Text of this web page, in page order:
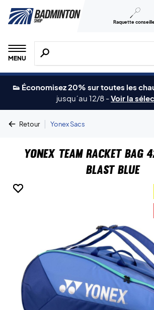
Raquette
MENU
Recherche de produits, de
👟 Économisez 20% sur toutes les
jusqu´au 12/8 -Voir la
Retour | Yonex Sacs
Yonex Team Racket Bag
Blast Blue